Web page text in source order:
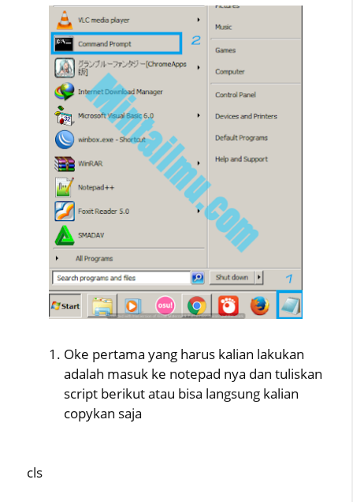
Oke pertama yang harus kalian lakukan
adalah masuk ke notepad nya dan tuliskan
script berikut atau bisa langsung kalian
copykan saja
cls